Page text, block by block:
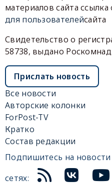
материалов сайта ссылка
для пользователейсайта
Свидетельство о
58738, выдано
Прислать новость
Все новости
Авторские колонки
ForPost-TV
Кратко
Состав редакции
Подпишитесь на
сетях: